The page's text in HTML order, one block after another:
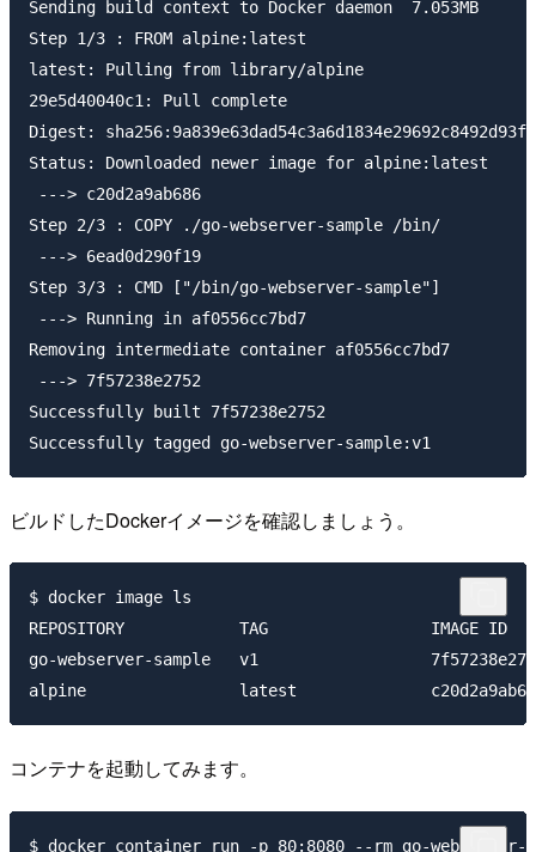
Sending build context to Docker daemon  7.053MB
Step 1/3 : FROM alpine:latest
latest: Pulling from library/alpine
29e5d40040c1: Pull complete
Digest:
Status: Downloaded newer image for alpine:latest
---> c20d2a9ab686
Step 2/3 : COPY ./go-webserver-sample /bin/
---> 6ead0d290f19
Step 3/3 : CMD ["/bin/go-webserver-sample"]
---> Running in af0556cc7bd7
Removing intermediate container af0556cc7bd7
---> 7f57238e2752
Successfully built 7f57238e2752
ビルドしたDockerイメージを確認しましょう。
$ docker image ls
REPOSITORY            TAG                 IMAGE
go-webserver-sample   v1
コンテナを起動してみます。